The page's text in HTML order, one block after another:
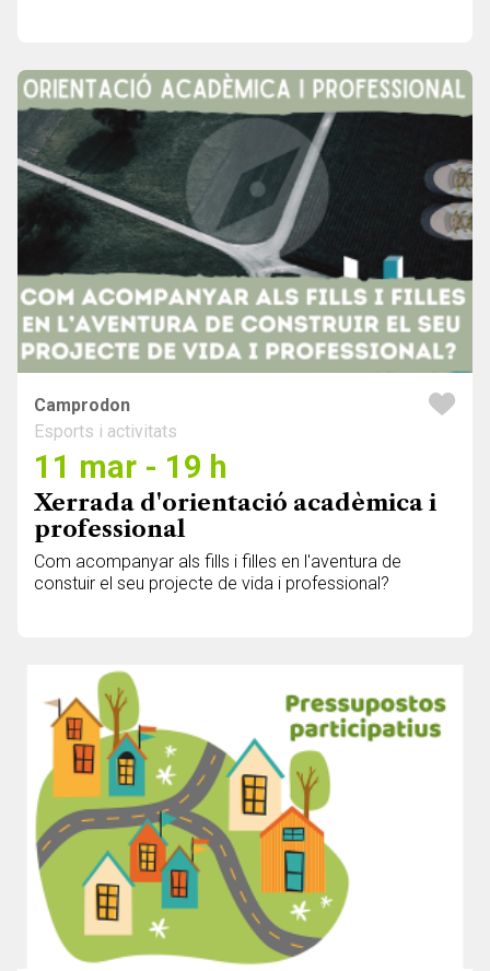
Camprodon
Esports i activitats
11 mar - 19 h
Xerrada d'orientació acadèmica i
professional
Com acompanyar als fills i filles en l'aventura de
constuir el seu projecte de vida i professional?